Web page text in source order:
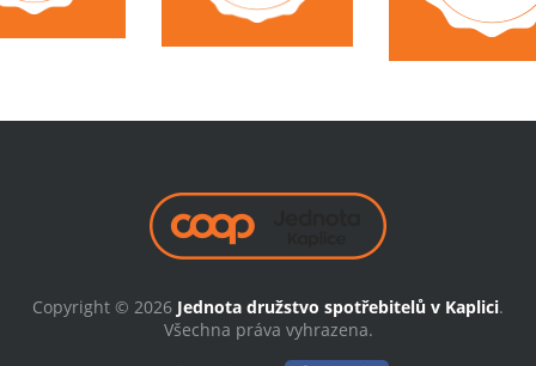
Copyright © 2026 Jednota družstvo spotřebitelů v Kaplici.
Všechna práva vyhrazena.